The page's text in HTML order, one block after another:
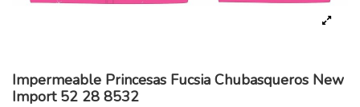
Impermeable Princesas Fucsia Chubasqueros New
Import 52 28 8532